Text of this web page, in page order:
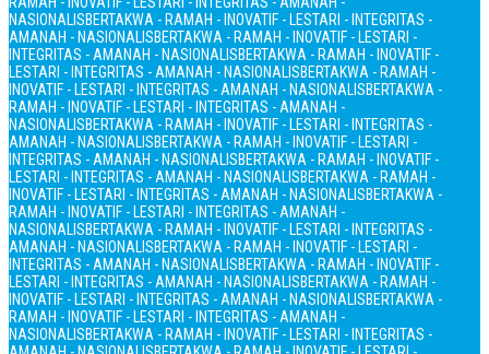
NASIONALISBERTAKWA - RAMAH - INOVATIF - LESTARI - INTEGRITAS -
AMANAH - NASIONALISBERTAKWA - RAMAH - INOVATIF - LESTARI -
INTEGRITAS - AMANAH - NASIONALISBERTAKWA - RAMAH - INOVATIF -
LESTARI - INTEGRITAS - AMANAH - NASIONALISBERTAKWA - RAMAH -
INOVATIF - LESTARI - INTEGRITAS - AMANAH - NASIONALISBERTAKWA -
RAMAH - INOVATIF - LESTARI - INTEGRITAS - AMANAH -
NASIONALISBERTAKWA - RAMAH - INOVATIF - LESTARI - INTEGRITAS -
AMANAH - NASIONALISBERTAKWA - RAMAH - INOVATIF - LESTARI -
INTEGRITAS - AMANAH - NASIONALISBERTAKWA - RAMAH - INOVATIF -
LESTARI - INTEGRITAS - AMANAH - NASIONALISBERTAKWA - RAMAH -
INOVATIF - LESTARI - INTEGRITAS - AMANAH - NASIONALISBERTAKWA -
RAMAH - INOVATIF - LESTARI - INTEGRITAS - AMANAH -
NASIONALISBERTAKWA - RAMAH - INOVATIF - LESTARI - INTEGRITAS -
AMANAH - NASIONALISBERTAKWA - RAMAH - INOVATIF - LESTARI -
INTEGRITAS - AMANAH - NASIONALISBERTAKWA - RAMAH - INOVATIF -
LESTARI - INTEGRITAS - AMANAH - NASIONALISBERTAKWA - RAMAH -
INOVATIF - LESTARI - INTEGRITAS - AMANAH - NASIONALISBERTAKWA -
RAMAH - INOVATIF - LESTARI - INTEGRITAS - AMANAH -
NASIONALISBERTAKWA - RAMAH - INOVATIF - LESTARI - INTEGRITAS -